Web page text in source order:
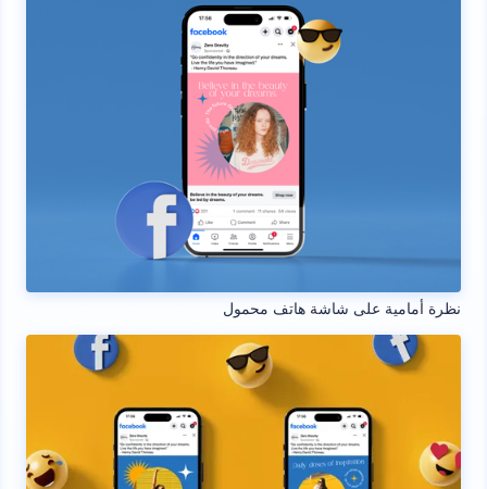
نظرة أمامية على شاشة هاتف محمول